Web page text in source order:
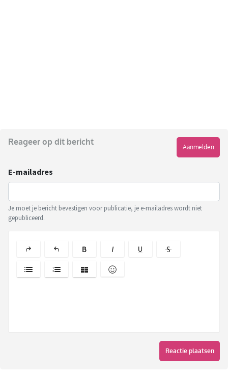
Reageer op dit bericht
Aanmelden
E-mailadres
Je moet je bericht bevestigen voor publicatie, je e-mailadres wordt niet
gepubliceerd.
Reactie plaatsen